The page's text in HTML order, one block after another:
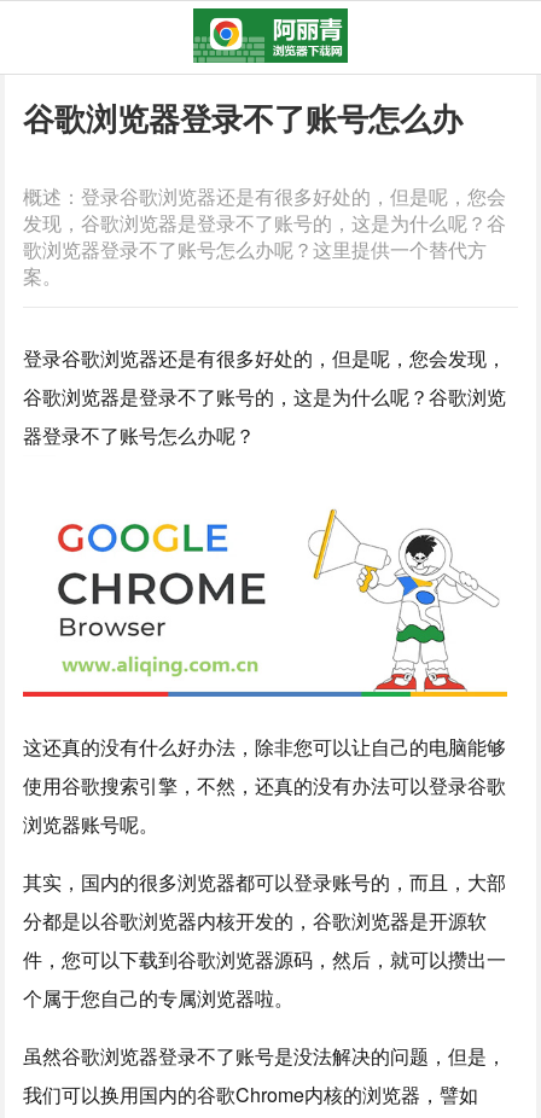
谷歌浏览器登录不了账号怎么办
概述：登录谷歌浏览器还是有很多好处的，但是呢，您会
发现，谷歌浏览器是登录不了账号的，这是为什么呢？谷
歌浏览器登录不了账号怎么办呢？这里提供一个替代方
案。
登录谷歌浏览器还是有很多好处的，但是呢，您会发现，
谷歌浏览器是登录不了账号的，这是为什么呢？谷歌浏览
器登录不了账号怎么办呢？
这还真的没有什么好办法，除非您可以让自己的电脑能够
使用谷歌搜索引擎，不然，还真的没有办法可以登录谷歌
浏览器账号呢。
其实，国内的很多浏览器都可以登录账号的，而且，大部
分都是以谷歌浏览器内核开发的，谷歌浏览器是开源软
件，您可以下载到谷歌浏览器源码，然后，就可以攒出一
个属于您自己的专属浏览器啦。
虽然谷歌浏览器登录不了账号是没法解决的问题，但是，
我们可以换用国内的谷歌Chrome内核的浏览器，譬如